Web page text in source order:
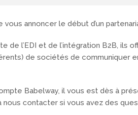
vous annoncer le début d’un
de l’EDI et de l’intégration B2B, ils
de sociétés de communiquer
Babelway, il vous est dès à
nous contacter si vous avez des